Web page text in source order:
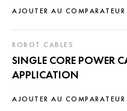
AJOUTER AU COMPARATEUR
AJOUTER AU COMPARATEUR
ROBOT CABLES
SINGLE CORE POWER
APPLICATION